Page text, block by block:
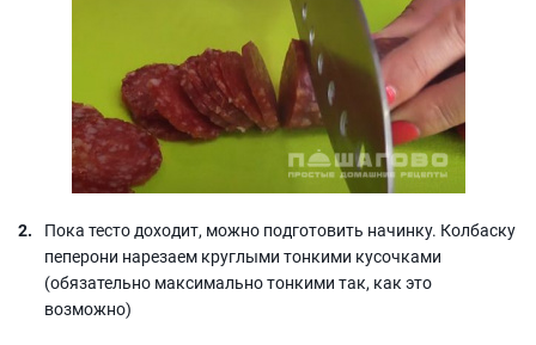
Пока тесто доходит, можно подготовить начинку. Колбаску
пеперони нарезаем круглыми тонкими кусочками
(обязательно максимально тонкими так, как это
возможно)